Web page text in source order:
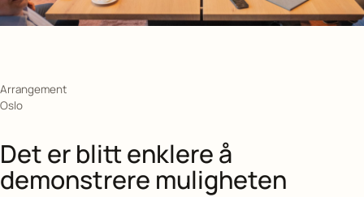
Arrangement
Oslo
Det er blitt enklere å
demonstrere muligheten